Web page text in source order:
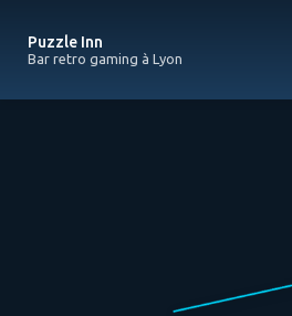
contenu
Puzzle Inn
Bar retro gaming à Lyon